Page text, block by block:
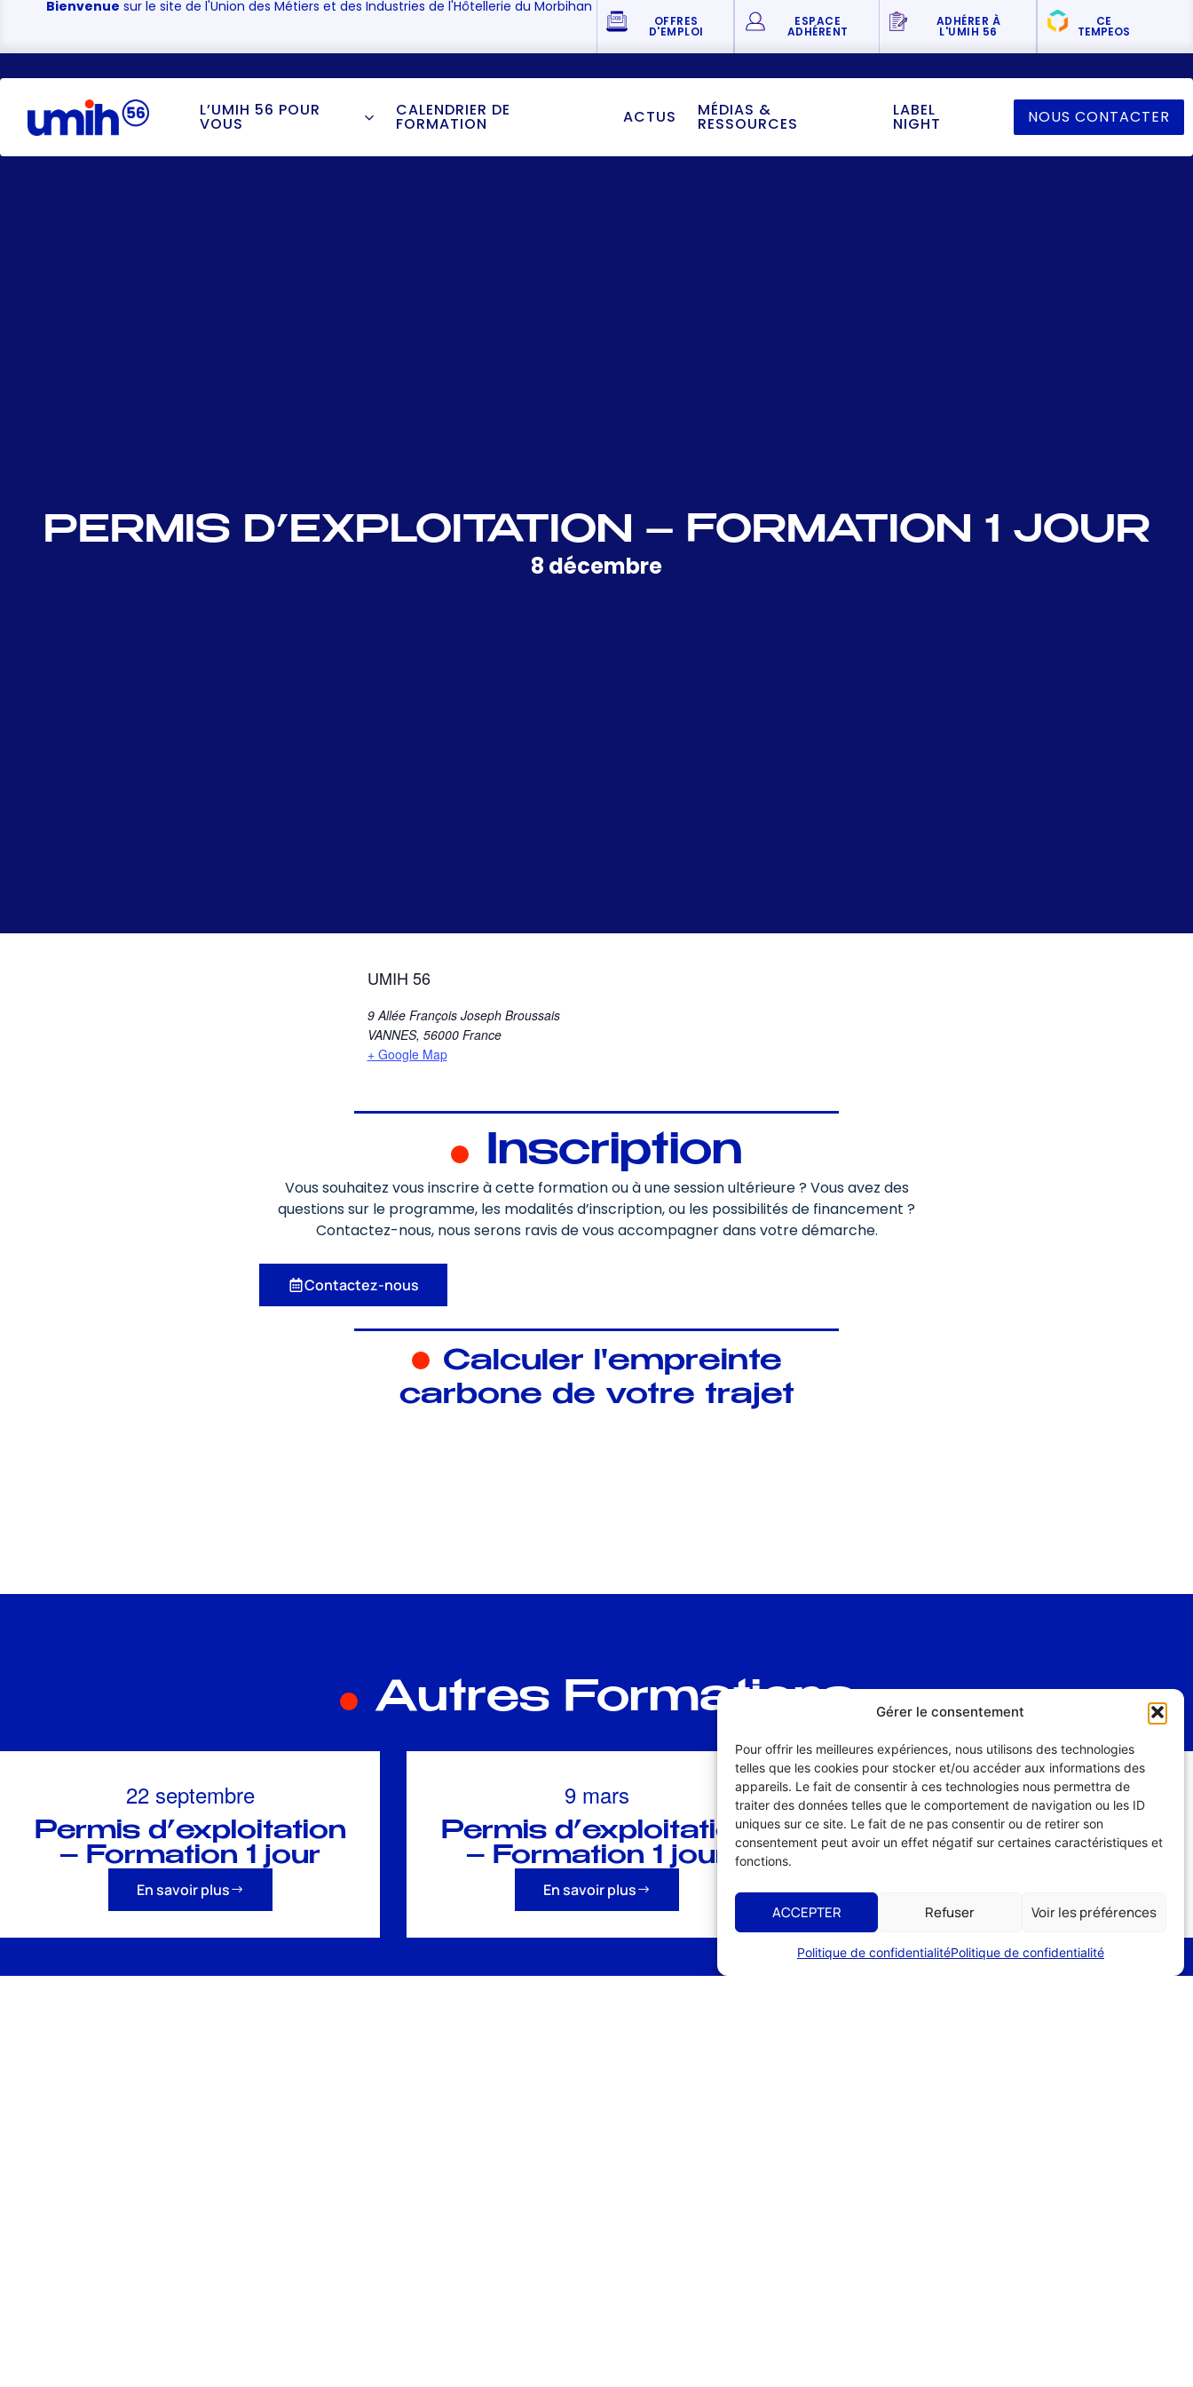
Gérer le consentement
Pour offrir les meilleures expériences, nous utilisons des technologies
telles que les cookies pour stocker et/ou accéder aux informations des
appareils. Le fait de consentir à ces technologies nous permettra de
traiter des données telles que le comportement de navigation ou les ID
uniques sur ce site. Le fait de ne pas consentir ou de retirer son
consentement peut avoir un effet négatif sur certaines caractéristiques et
fonctions.
ACCEPTER Refuser Voir les préférences
Politique de confidentialitéPolitique de confidentialité
Bienvenue sur le site de l'Union des Métiers et des Industries de l'Hôtellerie du Morbihan
OFFRES
D'EMPLOI
ESPACE
ADHÉRENT
ADHÉRER À
L'UMIH 56
CE
TEMPEOS
L’UMIH 56 POUR
VOUS
CALENDRIER DE
FORMATION ACTUS MÉDIAS &
RESSOURCES
LABEL
NIGHT NOUS CONTACTER
PERMIS D’EXPLOITATION – FORMATION 1 JOUR
8 décembre
UMIH 56
9 Allée François Joseph Broussais
VANNES, 56000 France
+ Google Map
Inscription
Vous souhaitez vous inscrire à cette formation ou à une session ultérieure ? Vous avez des
questions sur le programme, les modalités d’inscription, ou les possibilités de financement ?
Contactez-nous, nous serons ravis de vous accompagner dans votre démarche.
Contactez-nous
Calculer l'empreinte
carbone de votre trajet
Autres Formations
22 septembre
Permis d’exploitation
– Formation 1 jour
En savoir plus
9 mars
Permis d’exploitation
– Formation 1 jour
En savoir plus
13 mai -15 mai
Permis d’exploitation
– Formation 3 jours